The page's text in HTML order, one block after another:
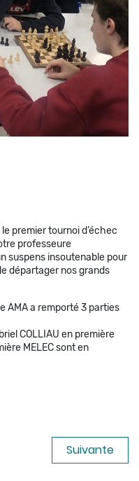
premier tournoi d’échec
professeure
suspens insoutenable pour
départager nos grands
AMA a remporté 3 parties
COLLIAU en première
MELEC sont en
Suivante